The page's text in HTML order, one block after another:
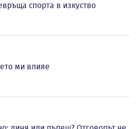
спорта в изкуство
ми влияе